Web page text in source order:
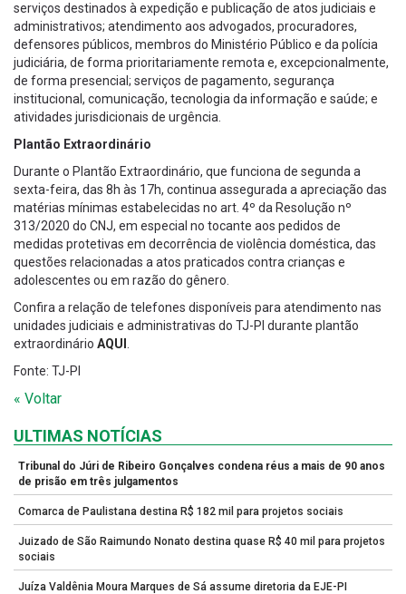
serviços destinados à expedição e publicação de atos judiciais e
administrativos; atendimento aos advogados, procuradores,
defensores públicos, membros do Ministério Público e da polícia
judiciária, de forma prioritariamente remota e, excepcionalmente,
de forma presencial; serviços de pagamento, segurança
institucional, comunicação, tecnologia da informação e saúde; e
atividades jurisdicionais de urgência.
Plantão Extraordinário
Durante o Plantão Extraordinário, que funciona de segunda a
sexta-feira, das 8h às 17h, continua assegurada a apreciação das
matérias mínimas estabelecidas no art. 4º da Resolução nº
313/2020 do CNJ, em especial no tocante aos pedidos de
medidas protetivas em decorrência de violência doméstica, das
questões relacionadas a atos praticados contra crianças e
adolescentes ou em razão do gênero.
Confira a relação de telefones disponíveis para atendimento nas
unidades judiciais e administrativas do TJ-PI durante plantão
extraordinário AQUI
Fonte: TJ-PI
« Voltar
ULTIMAS NOTÍCIAS
Tribunal do Júri de Ribeiro Gonçalves condena réus a mais de 90 anos
de prisão em três julgamentos
Comarca de Paulistana destina R$ 182 mil para projetos sociais
Juizado de São Raimundo Nonato destina quase R$ 40 mil para projetos
sociais
Juíza Valdênia Moura Marques de Sá assume diretoria da EJE-PI